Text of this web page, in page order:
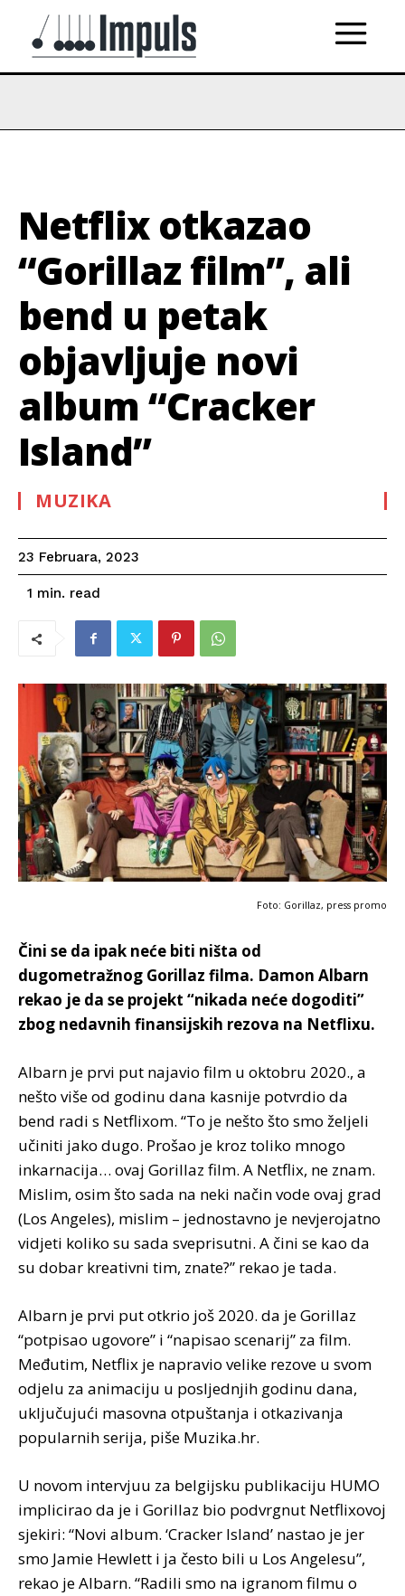
Netflix otkazao
“Gorillaz film”, ali
bend u petak
objavljuje novi
album “Cracker
Island”
MUZIKA
23 Februara, 2023
1 min. read
Foto: Gorillaz, press promo
Čini se da ipak neće biti ništa od
dugometražnog Gorillaz filma. Damon Albarn
rekao je da se projekt “nikada neće dogoditi”
zbog nedavnih finansijskih rezova na Netflixu.
Albarn je prvi put najavio film u oktobru 2020., a
nešto više od godinu dana kasnije potvrdio da
bend radi s Netflixom. “To je nešto što smo željeli
učiniti jako dugo. Prošao je kroz toliko mnogo
inkarnacija… ovaj Gorillaz film. A Netflix, ne znam.
Mislim, osim što sada na neki način vode ovaj grad
(Los Angeles), mislim – jednostavno je nevjerojatno
vidjeti koliko su sada sveprisutni. A čini se kao da
su dobar kreativni tim, znate?” rekao je tada.
Albarn je prvi put otkrio još 2020. da je Gorillaz
“potpisao ugovore” i “napisao scenarij” za film.
Međutim, Netflix je napravio velike rezove u svom
odjelu za animaciju u posljednjih godinu dana,
uključujući masovna otpuštanja i otkazivanja
popularnih serija, piše Muzika.hr.
U novom intervjuu za belgijsku publikaciju HUMO
implicirao da je i Gorillaz bio podvrgnut Netflixovoj
sjekiri: “Novi album. ‘Cracker Island’ nastao je jer
smo Jamie Hewlett i ja često bili u Los Angelesu”,
rekao je Albarn. “Radili smo na igranom filmu o